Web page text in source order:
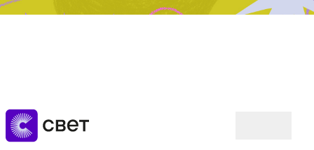
Дружба, любовь, взросление
Читать